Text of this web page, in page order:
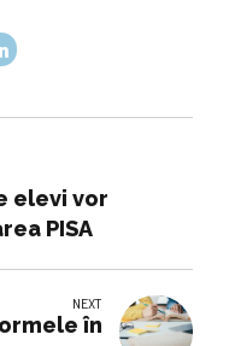
elevi vor
PISA
NEXT
în